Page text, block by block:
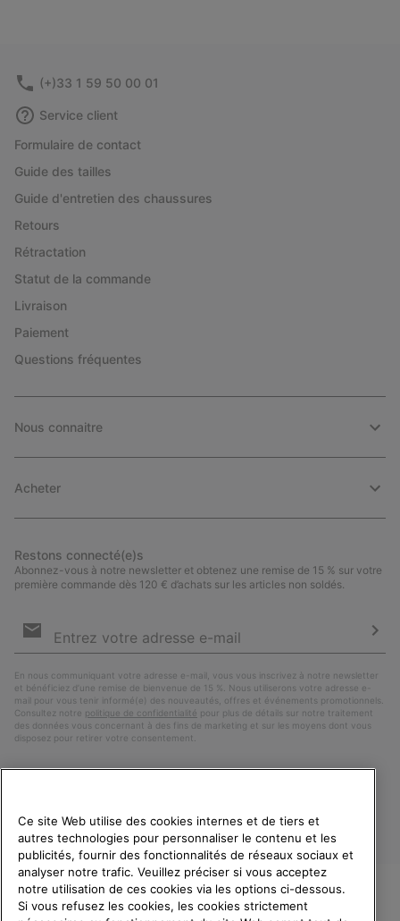
(+)33 1 59 50 00 01
Service client
Formulaire de contact
Guide des tailles
Guide d'entretien des chaussures
Retours
Rétractation
Statut de la commande
Livraison
Paiement
Questions fréquentes
Nous connaitre
Acheter
Restons connecté(e)s
Abonnez-vous à notre newsletter et obtenez une remise de 15 % sur votre
première commande dès 120 € d’achats sur les articles non soldés.
par
En nous communiquant votre adresse e-mail, vous vous inscrivez à notre newsletter
et bénéficiez d’une remise de bienvenue de 15 %. Nous utiliserons votre adresse e-
mail pour vous tenir informé(e) des nouveautés, offres et événements promotionnels.
Consultez notre politique de confidentialité pour plus de détails sur notre traitement
des données vous concernant à des fins de marketing et sur les moyens dont vous
disposez pour retirer votre consentement.
France
Ce site Web utilise des cookies internes et de tiers et
autres technologies pour personnaliser le contenu et les
publicités, fournir des fonctionnalités de réseaux sociaux et
analyser notre trafic. Veuillez préciser si vous acceptez
notre utilisation de ces cookies via les options ci-dessous.
Si vous refusez les cookies, les cookies strictement